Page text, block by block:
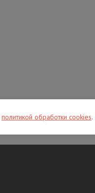
политикой обработки cookies.